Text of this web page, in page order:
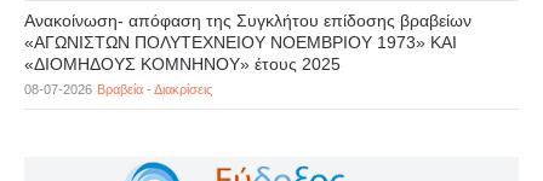
Ανακοίνωση- απόφαση της Συγκλήτου επίδοσης βραβείων
«ΑΓΩΝΙΣΤΩΝ ΠΟΛΥΤΕΧΝΕΙΟΥ ΝΟΕΜΒΡΙΟΥ 1973» ΚΑΙ
«ΔΙΟΜΗΔΟΥΣ ΚΟΜΝΗΝΟΥ» έτους 2025
08-07-2026 Βραβεία - Διακρίσεις